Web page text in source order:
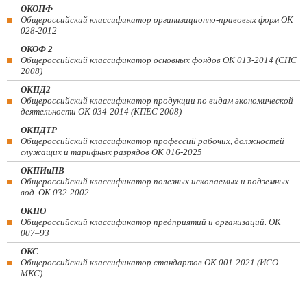
ОКОПФ
Общероссийский классификатор организационно-правовых форм ОК
028-2012
ОКОФ 2
Общероссийский классификатор основных фондов ОК 013-2014 (СНС
2008)
ОКПД2
Общероссийский классификатор продукции по видам экономической
деятельности ОК 034-2014 (КПЕС 2008)
ОКПДТР
Общероссийский классификатор профессий рабочих, должностей
служащих и тарифных разрядов ОК 016-2025
ОКПИиПВ
Общероссийский классификатор полезных ископаемых и подземных
вод. ОК 032-2002
ОКПО
Общероссийский классификатор предприятий и организаций. ОК
007–93
ОКС
Общероссийский классификатор стандартов ОК 001-2021 (ИСО
МКС)